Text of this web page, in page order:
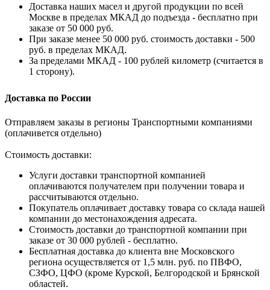
Доставка наших масел и другой продукции по всей
Москве в пределах МКАД до подъезда - бесплатно при
заказе от 50 000 руб.
При заказе менее 50 000 руб. стоимость доставки - 500
руб. в пределах МКАД.
За пределами МКАД - 100 рублей километр (считается в
1 сторону).
Доставка по России
Отправляем заказы в регионы Транспортными компаниями
(оплачивется отдельно)
Стоимость доставки:
Услуги доставки транспортной компанией
оплачиваются получателем при получении товара и
рассчитываются отдельно.
Покупатель оплачивает доставку товара со склада нашей
компании до местонахождения адресата.
Стоимость доставки до транспортной компании при
заказе от 30 000 рублей - бесплатно.
Бесплатная доставка до клиента вне Московского
региона осуществляется от 1,5 млн. руб. по ПВФО,
СЗФО, ЦФО (кроме Курской, Белгородской и Брянской
областей.